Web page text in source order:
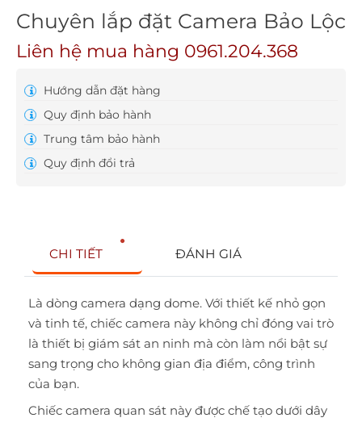
Chuyên lắp đặt Camera Bảo Lộc
Liên hệ mua hàng 0961.204.368
Hướng dẫn đặt hàng
Quy định bảo hành
Trung tâm bảo hành
Quy định đổi trả
CHI TIẾT ĐÁNH GIÁ
Là dòng camera dạng dome. Với thiết kế nhỏ gọn
và tinh tế, chiếc camera này không chỉ đóng vai trò
là thiết bị giám sát an ninh mà còn làm nổi bật sự
sang trọng cho không gian địa điểm, công trình
của bạn.
Chiếc camera quan sát này được chế tạo dưới dây